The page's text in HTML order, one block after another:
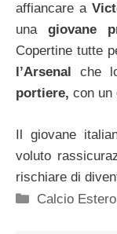
affiancare a
una giovane
Copertine tutte
l’Arsenal che
portiere, con un
Il giovane
voluto
rischiare di
Categorie
Calcio Estero